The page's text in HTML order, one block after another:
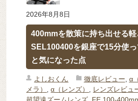
2026年8月8日
400mmを散策に持ち出せる軽
SEL100400を銀座で15分使
と気になった点
よしおくん 徹底レビュー α
メラ）
,α（レンズ） レンズレビュ